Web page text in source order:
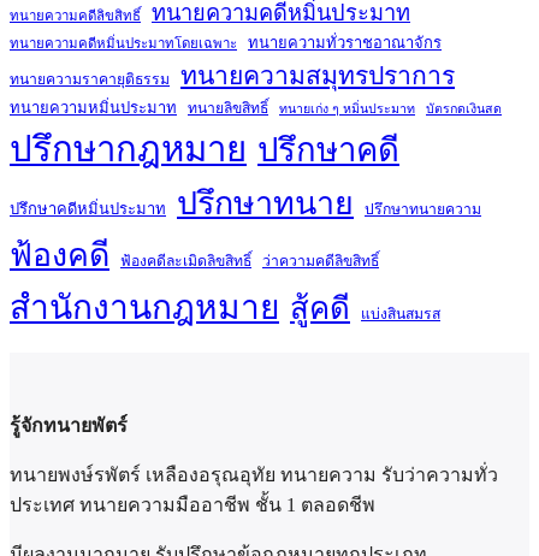
ทนายความคดีลิขสิทธิ์ ทนายความคดีหมิ่นประมาท
ทนายความคดีหมิ่นประมาทโดยเฉพาะ ทนายความทั่วราชอาณาจักร
ทนายความราคายุติธรรม ทนายความสมุทรปราการ
ทนายความหมิ่นประมาท ทนายลิขสิทธิ์ ทนายเก่ง ๆ หมิ่นประมาท บัตรกดเงินสด
ปรึกษากฎหมาย ปรึกษาคดี
ปรึกษาคดีหมิ่นประมาท ปรึกษาทนาย ปรึกษาทนายความ
ฟ้องคดี ฟ้องคดีละเมิดลิขสิทธิ์ ว่าความคดีลิขสิทธิ์
สำนักงานกฎหมาย สู้คดี แบ่งสินสมรส
รู้จักทนายพัตร์
ทนายพงษ์รพัตร์ เหลืองอรุณอุทัย ทนายความ รับว่าความทั่ว
ประเทศ ทนายความมืออาชีพ ชั้น 1 ตลอดชีพ